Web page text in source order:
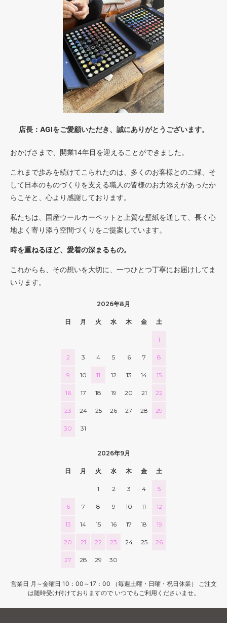
店長：AGIをご愛顧いただき、誠にありがとうございます。
おかげさまで、開業14年目を迎えることができました。
これまで歩みを続けてこられたのは、多くのお客様とのご縁、そ
して日本のものづくりを支える職人の皆様のお力添えがあったか
らこそと、心より感謝しております。
私たちは、国産ウールカーペットと上質な壁紙を通して、長く心
地よく寄り添う空間づくりをご提案しています。
時を重ねるほど、愛着の深まるもの。
これからも、その想いを大切に、一つひとつ丁寧にお届けしてま
いります。
2026年8月
日 月 火 水 木 金 土
1
2 3 4 5 6 7 8
9 10 11 12 13 14 15
16 17 18 19 20 21 22
23 24 25 26 27 28 29
30 31
2026年9月
日 月 火 水 木 金 土
1 2 3 4 5
6 7 8 9 10 11 12
13 14 15 16 17 18 19
20 21 22 23 24 25 26
27 28 29 30
営業日 月～金曜日 10：00～17：00 （毎週土曜・日曜・祝日休業） ご注文
は随時受け付けておりますので いつでもご利用くださいませ。